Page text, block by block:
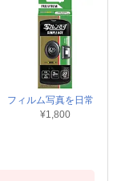
フィルム写真を日常に
¥1,800